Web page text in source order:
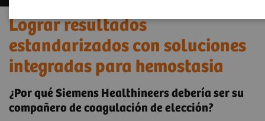
Lograr resultados
estandarizados con soluciones
integradas para hemostasia
¿Por qué Siemens Healthineers debería ser su
compañero de coagulación de elección?